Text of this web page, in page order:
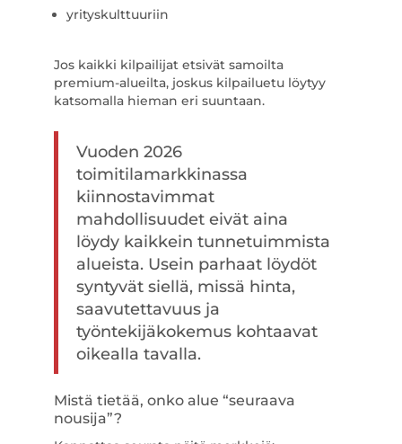
yrityskulttuuriin
Jos kaikki kilpailijat etsivät samoilta
premium-alueilta, joskus kilpailuetu löytyy
katsomalla hieman eri suuntaan.
Vuoden 2026
toimitilamarkkinassa
kiinnostavimmat
mahdollisuudet eivät aina
löydy kaikkein tunnetuimmista
alueista. Usein parhaat löydöt
syntyvät siellä, missä hinta,
saavutettavuus ja
työntekijäkokemus kohtaavat
oikealla tavalla.
Mistä tietää, onko alue “seuraava
nousija”?